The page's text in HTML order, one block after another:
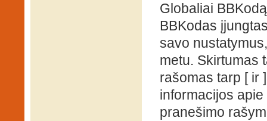
Globaliai
BBKodas
savo
metu. Skirtumas
rašomas tarp [ ir
informacijos
pranešimo